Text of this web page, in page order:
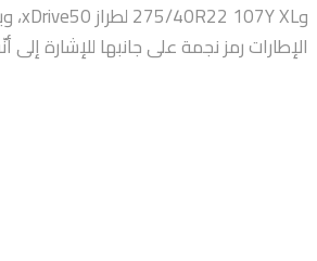
الإطارات رمز نجمة على جانبها للإشارة